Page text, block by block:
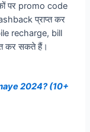
पर promo code
प्राप्त कर
recharge, bill
कर सकते हैं।
2024? (10+